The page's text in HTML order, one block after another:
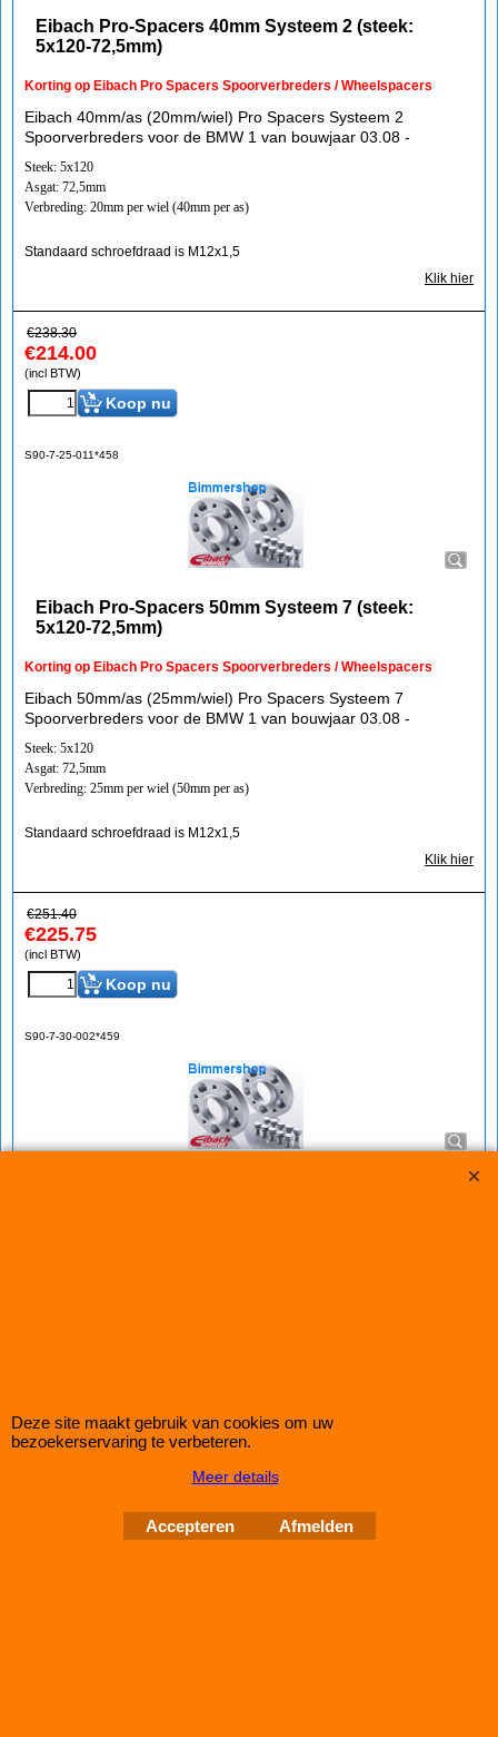
Eibach Pro-Spacers 40mm Systeem 2 (steek:
5x120-72,5mm)
Korting op Eibach Pro Spacers Spoorverbreders / Wheelspacers
Eibach 40mm/as (20mm/wiel) Pro Spacers Systeem 2
Spoorverbreders voor de BMW 1 van bouwjaar 03.08 -
Steek: 5x120
Asgat: 72,5mm
Verbreding: 20mm per wiel (40mm per as)
Standaard schroefdraad is M12x1,5
Klik hier
€238.30
€214.00
(incl BTW)
Koop nu
S90-7-25-011*458
Eibach Pro-Spacers 50mm Systeem 7 (steek:
5x120-72,5mm)
Korting op Eibach Pro Spacers Spoorverbreders / Wheelspacers
Eibach 50mm/as (25mm/wiel) Pro Spacers Systeem 7
Spoorverbreders voor de BMW 1 van bouwjaar 03.08 -
Steek: 5x120
Asgat: 72,5mm
Verbreding: 25mm per wiel (50mm per as)
Standaard schroefdraad is M12x1,5
Klik hier
€251.40
€225.75
(incl BTW)
Koop nu
S90-7-30-002*459
Standaard schroefdraad is M12x1,5
Improve Tuning 28 jaar jong
Deze site maakt gebruik van cookies om uw
bezoekerservaring te verbeteren.
Meer details
Accepteren Afmelden